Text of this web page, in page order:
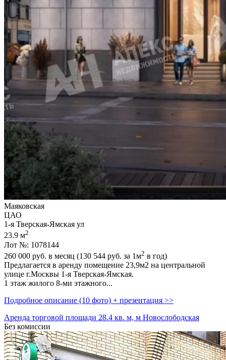
Маяковская
ЦАО
1-я Тверская-Ямская ул
23.9 м2
Лот №: 1078144
260 000 руб. в месяц (130 544 руб. за 1м2 в год)
Предлагается в аренду помещение 23,­9м2 на центральной
улице г.Москвы 1-я Тверская-Ямская.
1 этаж жилого 8-ми этажного...
Подробное описание (10 фото) + презентация >>
Аренда торговой площади 28.4 кв. м, м Новослободская
Без комиссии